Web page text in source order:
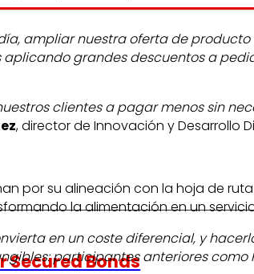
Secured Bonds
ampliar nuestra oferta de
grandes descuentos a
clientes a pagar menos sin
, director de Innovación y Desarrollo
por su alineación con la hoja de
la alimentación en un
en un coste diferencial, y
participantes anteriores